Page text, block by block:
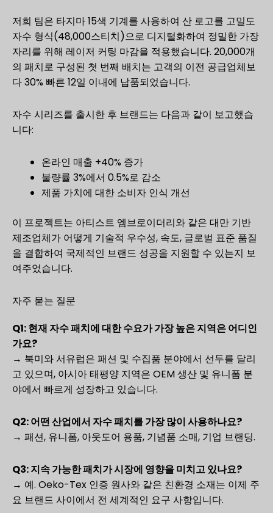
저희 팀은 타지마 15색 기계를 사용하여 산 로고를 고밀도
자수 형식(48,000스티치)으로 디지털화하여 정밀한 가장
자리를 위해 레이저 커팅 마감을 적용했습니다. 20,000개
의 패치로 구성된 첫 번째 배치는 고객의 이전 공급업체보
다 30% 빠른 12일 이내에 납품되었습니다.
자수 시리즈를 출시한 후 브랜드는 다음과 같이 보고했습
니다:
온라인 매출 +40% 증가
불량률 3%에서 0.5%로 감소
제품 가치에 대한 소비자 인식 개선
이 프로젝트는 아티스트 엠브로이더리와 같은 대만 기반
제조업체가 어떻게 기술적 우수성, 속도, 글로벌 표준 품질
을 결합하여 국제적인 브랜드 성공을 지원할 수 있는지 보
여주었습니다.
자주 묻는 질문
Q1: 현재 자수 패치에 대한 수요가 가장 높은 지역은 어디인
가요?
→ 북미와 서유럽은 패션 및 수집품 분야에서 선두를 달리
고 있으며, 아시아 태평양 지역은 OEM 생산 및 유니폼 분
야에서 빠르게 성장하고 있습니다.
Q2: 어떤 산업에서 자수 패치를 가장 많이 사용하나요?
→ 패션, 유니폼, 아웃도어 용품, 기념품 소매, 기업 브랜딩.
Q3: 지속 가능한 패치가 시장에 영향을 미치고 있나요?
→ 예. Oeko-Tex 인증 원사와 같은 친환경 소재는 이제 주
요 브랜드 사이에서 전 세계적인 요구 사항입니다.